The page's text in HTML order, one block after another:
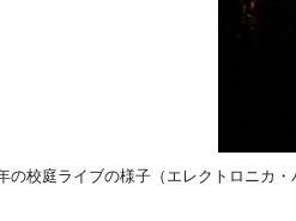
の校庭ライブの様子（エレクトロニカ・